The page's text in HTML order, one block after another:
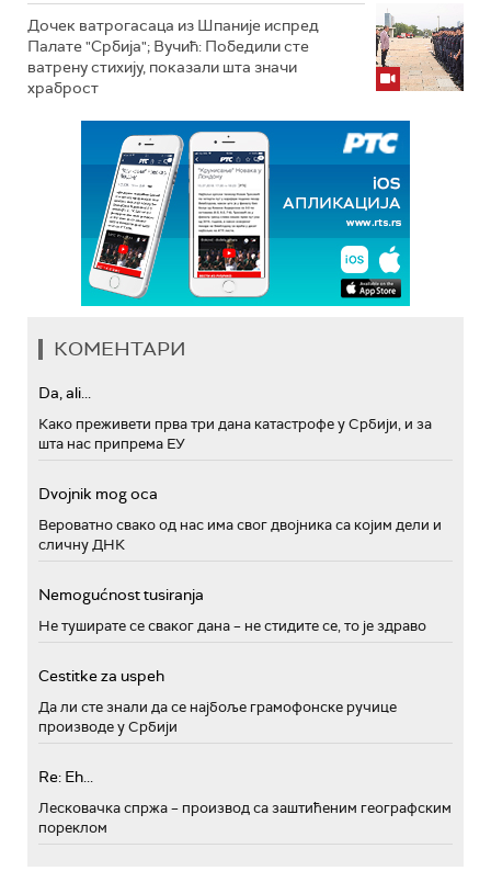
Дочек ватрогасаца из Шпаније испред
Палате "Србија"; Вучић: Победили сте
ватрену стихију, показали шта значи
храброст
КОМЕНТАРИ
Da, ali...
Како преживети прва три дана катастрофе у Србији, и за
шта нас припрема ЕУ
Dvojnik mog oca
Вероватно свако од нас има свог двојника са којим дели и
сличну ДНК
Nemogućnost tusiranja
Не туширате се сваког дана – не стидите се, то је здраво
Cestitke za uspeh
Да ли сте знали да се најбоље грамофонске ручице
производе у Србији
Re: Eh...
Лесковачка спржа – производ са заштићеним географским
пореклом